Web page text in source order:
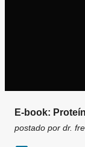
E-book:
postado por dr.